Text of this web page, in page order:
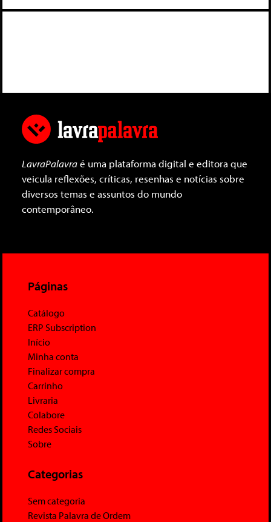
LavraPalavraé uma plataforma digital e editora que
veicula reflexões, críticas, resenhas e notícias sobre
diversos temas e assuntos do mundo
contemporâneo.
Páginas
Catálogo
ERP Subscription
Início
Minha conta
Finalizar compra
Carrinho
Livraria
Colabore
Redes Sociais
Sobre
Categorias
Sem categoria
Revista Palavra de Ordem